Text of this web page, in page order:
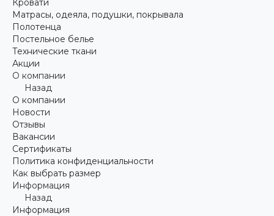
Кровати
Матрасы, одеяла, подушки, покрывала
Полотенца
Постельное белье
Технические ткани
Акции
О компании
Назад
О компании
Новости
Отзывы
Вакансии
Сертификаты
Политика конфиденциальности
Как выбрать размер
Информация
Назад
Информация